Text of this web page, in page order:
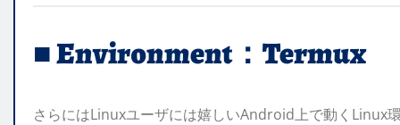
■ Environment：Termux
さらにはLinuxユーザには嬉しいAndroid上で動くLinux環